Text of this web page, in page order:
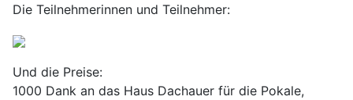
Die Teilnehmerinnen und Teilnehmer:
Und die Preise:
1000 Dank an das Haus Dachauer für die Pokale,